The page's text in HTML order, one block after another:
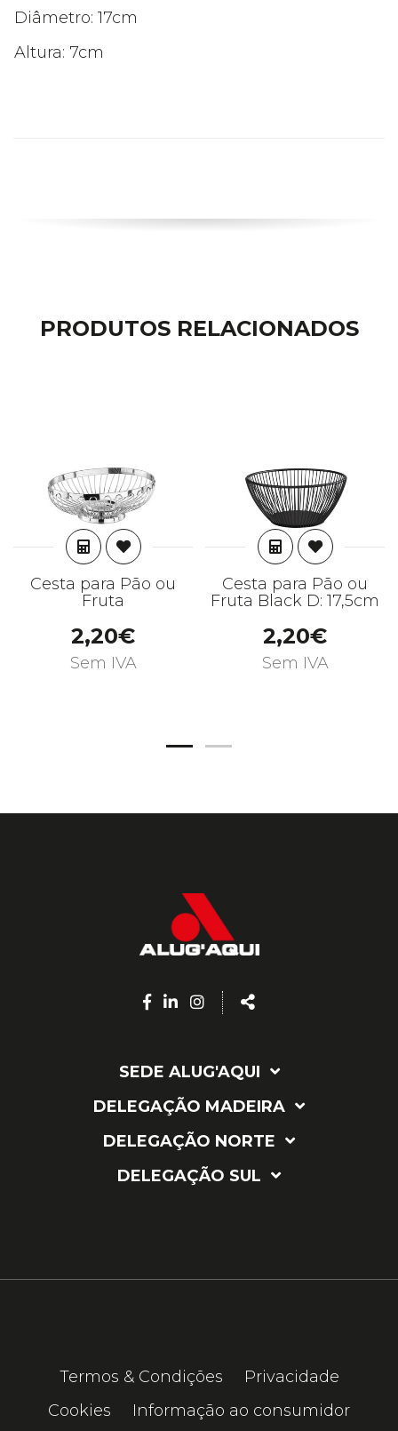
Diâmetro: 17cm
Altura: 7cm
PRODUTOS RELACIONADOS
ADICIONAR
Cesta para Pão ou
Fruta
2,20€
Sem IVA
ADICIONAR
Cesta para Pão ou
Fruta Black D: 17,5cm
2,20€
Sem IVA
Facebook
Linkedin
Instagram
Share
SEDE ALUG'AQUI
DELEGAÇÃO MADEIRA
DELEGAÇÃO NORTE
DELEGAÇÃO SUL
Termos & Condições
Privacidade
Cookies
Informação ao consumidor